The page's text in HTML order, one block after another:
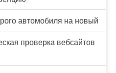
автомобиля на новый
проверка вебсайтов